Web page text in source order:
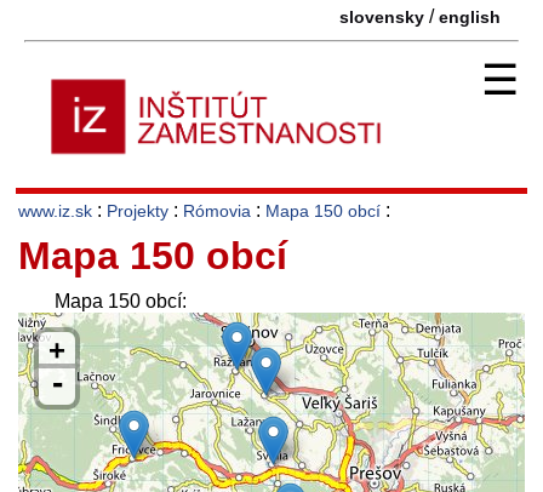
slovensky /english
☰
www.iz.sk : Projekty : Rómovia : Mapa 150 obcí :
Mapa 150 obcí
Mapa 150 obcí:
+
-